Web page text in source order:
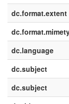
dc.format.extent
dc.language
dc.subject
dc.subject